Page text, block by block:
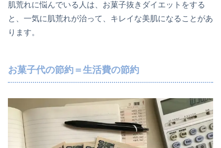
肌荒れに悩んでいる人は、お菓子抜きダイエットをする
と、一気に肌荒れが治って、キレイな美肌になることがあ
ります。
お菓子代の節約＝生活費の節約